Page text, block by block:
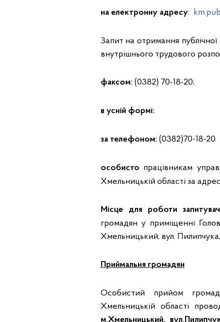
на електронну адресу:
Запит на отримання
внутрішнього трудового
факсом: (0382) 70-18-20;
в усній формі:
за телефоном: (0382)70-18-20.
особисто працівникам
Хмельницькій області за
Місце для роботи
громадян у приміщенні
Хмельницький, вул. Пилипчука,
Приймальня громадян
Особистий прийом
Хмельницькій області
м.Хмельницький,